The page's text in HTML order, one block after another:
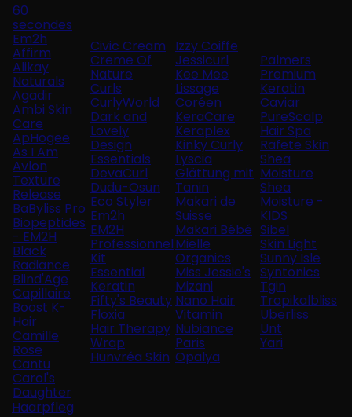
60
secondes
Em2h
Affirm
Alikay
Naturals
Agadir
Ambi Skin
Care
ApHogee
As I Am
Avlon
Texture
Release
BaByliss Pro
Biopeptides
- EM2H
Black
Radiance
Blind'Age
Capillaire
Boost K-
Hair
Camille
Rose
Cantu
Carol's
Daughter
Civic Cream
Creme Of
Nature
Curls
CurlyWorld
Dark and
Lovely
Design
Essentials
DevaCurl
Dudu-Osun
Eco Styler
Em2h
EM2H
Professionnel
Kit
Essential
Keratin
Fifty's Beauty
Floxia
Hair Therapy
Wrap
Hunvréa Skin
Izzy Coiffe
Jessicurl
Kee Mee
Lissage
Coréen
KeraCare
Keraplex
Kinky Curly
Lyscia
Glättung mit
Tanin
Makari de
Suisse
Makari Bébé
Mielle
Organics
Miss Jessie's
Mizani
Nano Hair
Vitamin
Nubiance
Paris
Opalya
Palmers
Premium
Keratin
Caviar
PureScalp
Hair Spa
Rafete Skin
Shea
Moisture
Shea
Moisture -
KIDS
Sibel
Skin Light
Sunny Isle
Syntonics
Tgin
Tropikalbliss
Uberliss
Unt
Yari
Haarpfleg